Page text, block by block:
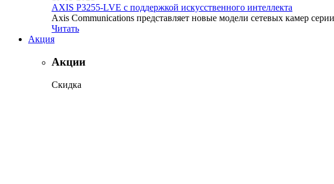
AXIS P3255-LVE с поддержкой искусственного интеллекта
Axis Communications представляет новые модели сетевых камер
Читать
Акция
Акции
Скидка